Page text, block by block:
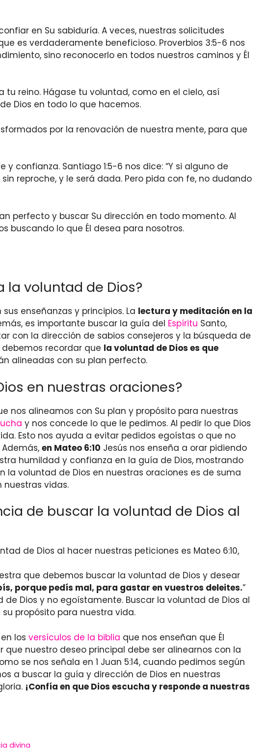
en Su sabiduría. A veces, nuestras solicitudes
es verdaderamente beneficioso. Proverbios 3:5-6 nos
sino reconocerlo en todos nuestros caminos y Él
tu reino. Hágase tu voluntad, como en el cielo, así
Dios en todo lo que hacemos.
por la renovación de nuestra mente, para que
confianza. Santiago 1:5-6 nos dice: “Y si alguno de
reproche, y le será dada. Pero pida con fe, no dudando
perfecto y buscar Su dirección en todo momento. Al
buscando lo que Él desea para nosotros.
la voluntad de Dios?
enseñanzas y principios. La lectura y meditación en la
es importante buscar la guía del Espíritu Santo,
con la dirección de sabios consejeros y la búsqueda de
recordar que la voluntad de Dios es que
alineadas con su plan perfecto.
en nuestras oraciones?
nos alineamos con Su plan y propósito para nuestras
y nos concede lo que le pedimos. Al pedir lo que Dios
Esto nos ayuda a evitar pedidos egoístas o que no
en Mateo 6:10 Jesús nos enseña a orar pidiendo
humildad y confianza en la guía de Dios, mostrando
la voluntad de Dios en nuestras oraciones es de suma
nuestras vidas.
de buscar la voluntad de Dios al
de Dios al hacer nuestras peticiones es Mateo 6:10,
que debemos buscar la voluntad de Dios y desear
porque pedís mal, para gastar en vuestros deleites.”
Dios y no egoístamente. Buscar la voluntad de Dios al
propósito para nuestra vida.
los versículos de la biblia que nos enseñan que Él
nuestro deseo principal debe ser alinearnos con la
se nos señala en 1 Juan 5:14, cuando pedimos según
a buscar la guía y dirección de Dios en nuestras
¡Confía en que Dios escucha y responde a nuestras
divina